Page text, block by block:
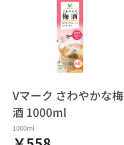
Vマーク さわやかな梅
酒 1000ml
1000ml